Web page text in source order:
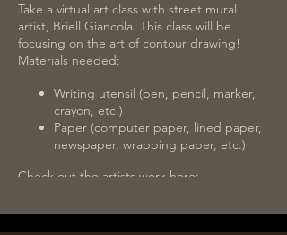
Take a virtual art class with street mural
artist, Briell Giancola. This class will be
focusing on the art of contour drawing!
Materials needed:
Writing utensil (pen, pencil, marker,
crayon, etc.)
Paper (computer paper, lined paper,
newspaper, wrapping paper, etc.)
Check out the artists work here: